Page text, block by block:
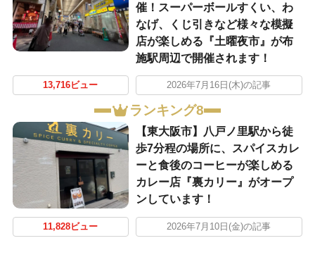
催！スーパーボールすくい、わ
なげ、くじ引きなど様々な模擬
店が楽しめる『土曜夜市』が布
施駅周辺で開催されます！
13,716ビュー 2026年7月16日(木)の記事
ランキング8
【東大阪市】八戸ノ里駅から徒
歩7分程の場所に、スパイスカレ
ーと食後のコーヒーが楽しめる
カレー店『裏カリー』がオープ
ンしています！
11,828ビュー 2026年7月10日(金)の記事